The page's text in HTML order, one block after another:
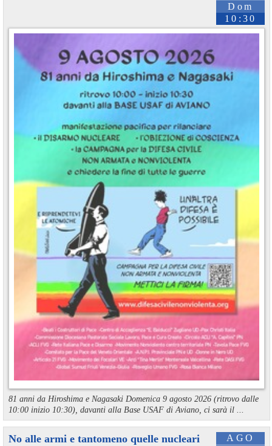
Dom
10:30
81 anni da Hiroshima e Nagasaki Domenica 9 agosto 2026 (ritrovo dalle
10:00 inizio 10:30), davanti alla Base USAF di Aviano, ci sarà il ...
AGO
No alle armi e tantomeno quelle nucleari